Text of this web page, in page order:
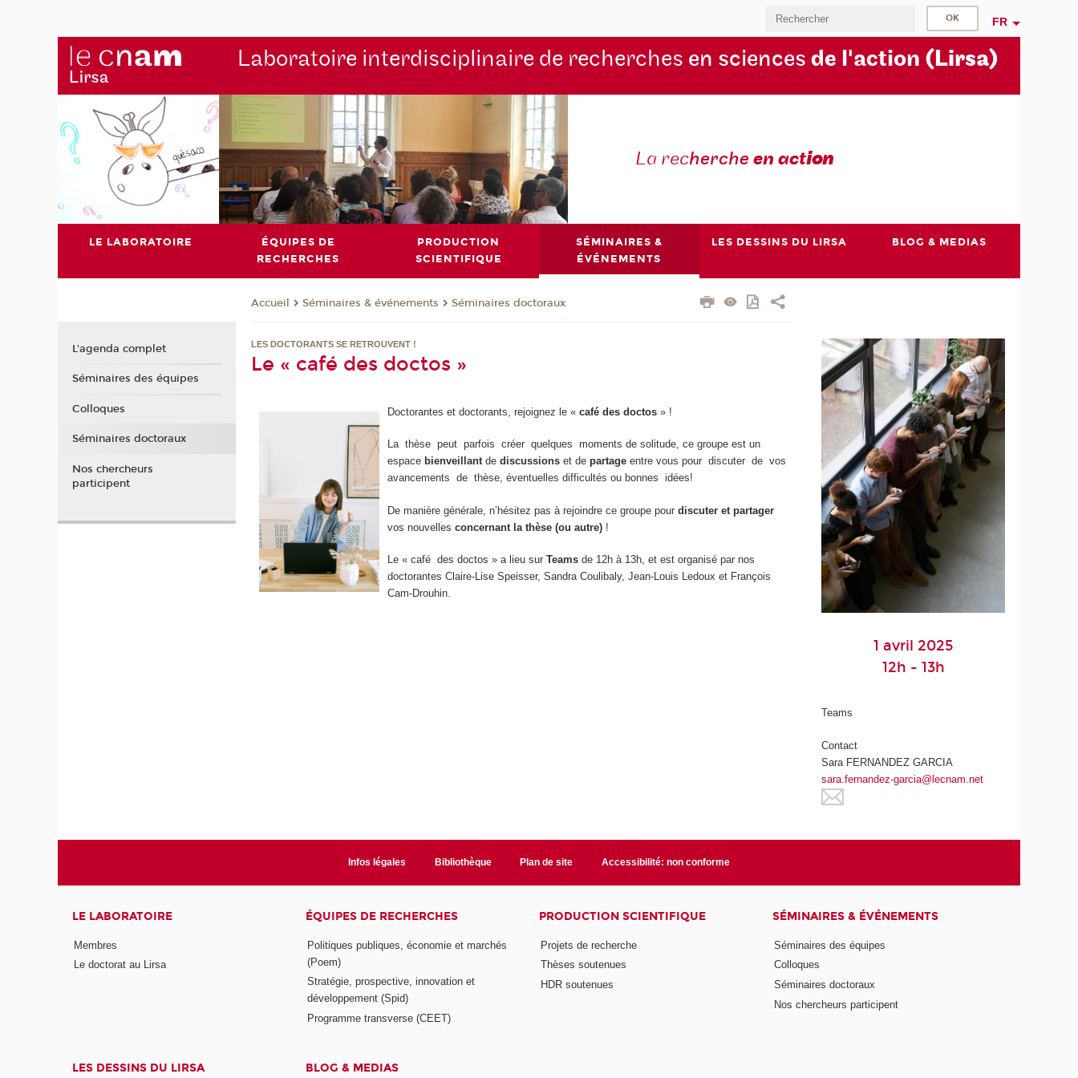
FR
Laboratoire interdisciplinaire de recherches en sciences de l'action (Lirsa)
La recherche en action
LE LABORATOIRE
ÉQUIPES DE
RECHERCHES
PRODUCTION
SCIENTIFIQUE
SÉMINAIRES &
ÉVÉNEMENTS
LES DESSINS DU LIRSA BLOG & MEDIAS
Accueil Séminaires & événements Séminaires doctoraux
LES DOCTORANTS SE RETROUVENT !
Le « café des doctos »
Doctorantes et doctorants, rejoignez le «café des doctos » !
La thèse peut parfois créer quelques moments de solitude, ce groupe est un
espace bienveillantdediscussionset departageentre vous pour discuter de vos
avancements de thèse, éventuelles difficultés ou bonnes idées!
De manière générale, n’hésitez pas à rejoindre ce groupe pour discuter et partager
vos nouvelles concernant la thèse (ou autre) !
Le « café des doctos » a lieu surTeamsde 12h à 13h, et est organisé par nos
doctorantes Claire-Lise Speisser, Sandra Coulibaly, Jean-Louis Ledoux et François
Cam-Drouhin.
1 avril 2025
12h - 13h
Teams
Contact
Sara FERNANDEZ GARCIA
sara.fernandez-garcia@lecnam.net
L'agenda complet
Séminaires des équipes
Colloques
Séminaires doctoraux
Nos chercheurs
participent
Infos légales Bibliothèque Plan de site Accessibilité: non conforme
LE LABORATOIRE
Membres
Le doctorat au Lirsa
ÉQUIPES DE RECHERCHES
Politiques publiques, économie et marchés
(Poem)
Stratégie, prospective, innovation et
développement (Spid)
Programme transverse (CEET)
PRODUCTION SCIENTIFIQUE
Projets de recherche
Thèses soutenues
HDR soutenues
SÉMINAIRES & ÉVÉNEMENTS
Séminaires des équipes
Colloques
Séminaires doctoraux
Nos chercheurs participent
LES DESSINS DU LIRSA BLOG & MEDIAS